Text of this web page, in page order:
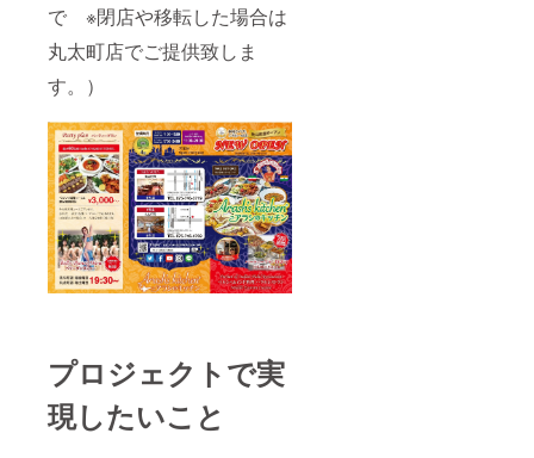
で ※閉店や移転した場合は
丸太町店でご提供致しま
す。）
プロジェクトで実
現したいこと